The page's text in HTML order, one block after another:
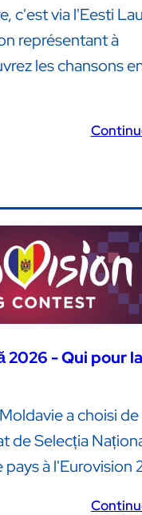
c'est via l'Eesti
représentant à
les chansons
2026 - Qui pour la
a choisi de
de Selecția
à l'Eurovision